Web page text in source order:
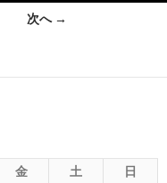
次へ →
金 土 日